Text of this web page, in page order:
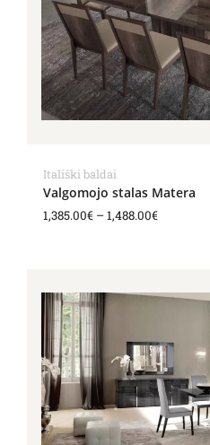
Itališki baldai
Valgomojo stalas Matera
1,385.00€ –1,488.00€
range:
1,789.00€